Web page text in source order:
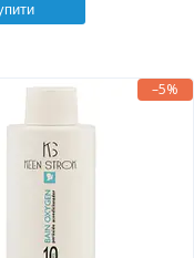
–5%